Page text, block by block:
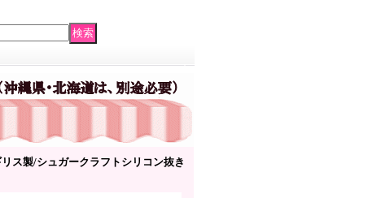
リス製/シュガークラフトシリコン抜き